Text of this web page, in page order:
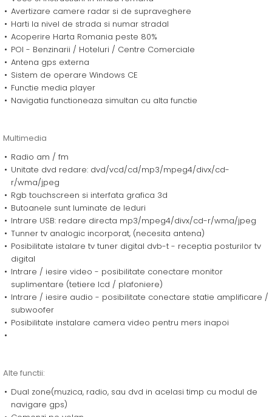
Avertizare camere radar si de supraveghere
Harti la nivel de strada si numar stradal
Acoperire Harta Romania peste 80%
POI - Benzinarii / Hoteluri / Centre Comerciale
Antena gps externa
Sistem de operare Windows CE
Functie media player
Navigatia functioneaza simultan cu alta functie
Multimedia
Radio am / fm
Unitate dvd redare: dvd/vcd/cd/mp3/mpeg4/divx/cd-
r/wma/jpeg
Rgb touchscreen si interfata grafica 3d
Butoanele sunt luminate de leduri
Intrare USB: redare directa mp3/mpeg4/divx/cd-r/wma/jpeg
Tunner tv analogic incorporat, (necesita antena)
Posibilitate istalare tv tuner digital dvb-t - receptia posturilor tv
digital
Intrare / iesire video - posibilitate conectare monitor
suplimentare (tetiere lcd / plafoniere)
Intrare / iesire audio - posibilitate conectare statie amplificare /
subwoofer
Posibilitate instalare camera video pentru mers inapoi
Alte functii:
Dual zone(muzica, radio, sau dvd in acelasi timp cu modul de
navigare gps)